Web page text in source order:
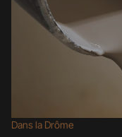
Dans la Drôme